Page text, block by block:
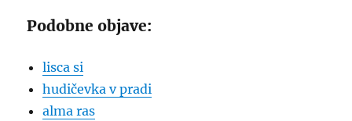
Podobne objave:
lisca si
hudičevka v pradi
alma ras